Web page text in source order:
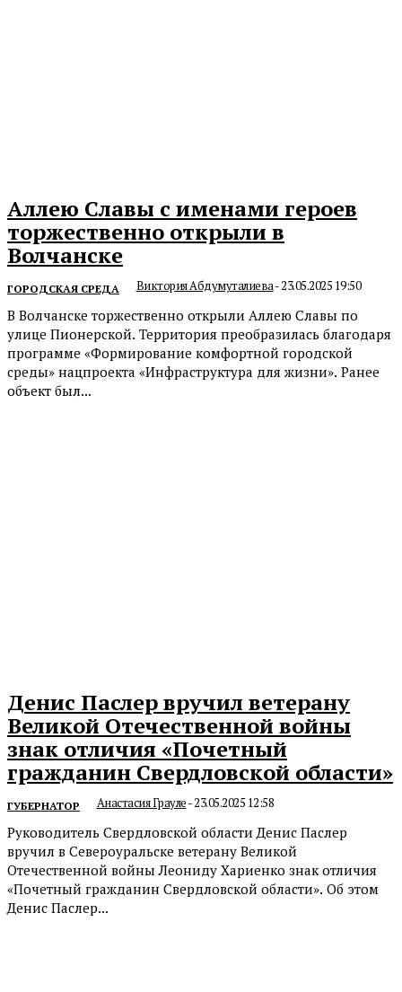
Аллею Славы с именами героев
торжественно открыли в
Волчанске
ГОРОДСКАЯ СРЕДА Виктория Абдумуталиева-23.05.2025 19:50
В Волчанске торжественно открыли Аллею Славы по
улице Пионерской. Территория преобразилась благодаря
программе «Формирование комфортной городской
среды» нацпроекта «Инфраструктура для жизни». Ранее
объект был...
Денис Паслер вручил ветерану
Великой Отечественной войны
знак отличия «Почетный
гражданин Свердловской области»
ГУБЕРНАТОР Анастасия Грауле-23.05.2025 12:58
Руководитель Свердловской области Денис Паслер
вручил в Североуральске ветерану Великой
Отечественной войны Леониду Хариенко знак отличия
«Почетный гражданин Свердловской области». Об этом
Денис Паслер...